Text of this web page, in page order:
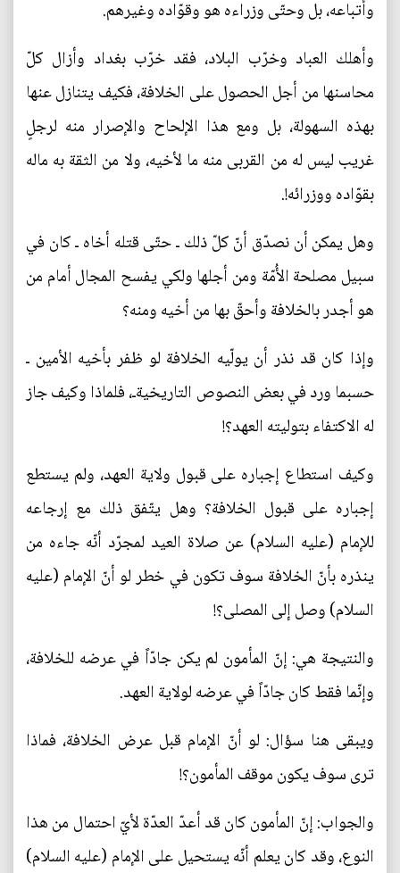
وأتباعه، بل وحتّى وزراءه هو وقوّاده وغيرهم.
وأهلك العباد وخرّب البلاد، فقد خرّب بغداد وأزال كلّ
محاسنها من أجل الحصول على الخلافة، فكيف يتنازل عنها
بهذه السهولة، بل ومع هذا الإلحاح والإصرار منه لرجلٍ
غريب ليس له من القربى منه ما لأخيه، ولا من الثقة به ماله
بقوّاده ووزرائه!.
وهل يمكن أن نصدّق أنّ كلّ ذلك ـ حتّى قتله أخاه ـ كان في
سبيل مصلحة الأُمّة ومن أجلها ولكي يفسح المجال أمام من
هو أجدر بالخلافة وأحقّ بها من أخيه ومنه؟
وإذا كان قد نذر أن يولّيه الخلافة لو ظفر بأخيه الأمين ـ
حسبما ورد في بعض النصوص التاريخيةـ، فلماذا وكيف جاز
له الاكتفاء بتوليته العهد؟!
وكيف استطاع إجباره على قبول ولاية العهد، ولم يستطع
إجباره على قبول الخلافة؟ وهل يتّفق ذلك مع إرجاعه
للإمام (عليه السلام) عن صلاة العيد لمجرّد أنّه جاءه من
ينذره بأنّ الخلافة سوف تكون في خطر لو أنّ الإمام (عليه
السلام) وصل إلى المصلى؟!
والنتيجة هي: إنّ المأمون لم يكن جادّاً في عرضه للخلافة،
وإنّما فقط كان جادّاً في عرضه لولاية العهد.
ويبقى هنا سؤال: لو أنّ الإمام قبل عرض الخلافة، فماذا
ترى سوف يكون موقف المأمون؟!
والجواب: إنّ المأمون كان قد أعدّ العدّة لأيّ احتمال من هذا
النوع، وقد كان يعلم أنّه يستحيل على الإمام (عليه السلام)